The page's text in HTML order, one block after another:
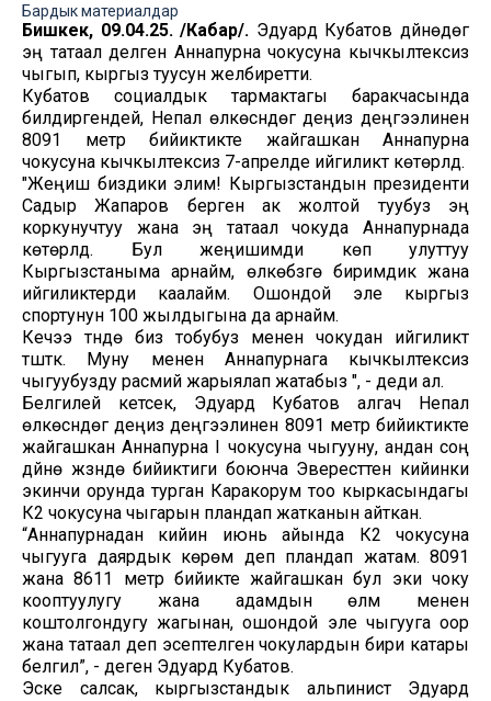
Бардык материалдар
Бишкек, 09.04.25. /Кабар/. Эдуард Кубатов дүйнөдөгү
эң татаал делген Аннапурна чокусуна кычкылтексиз
чыгып, кыргыз туусун желбиретти.
Кубатов социалдык тармактагы баракчасында
билдиргендей, Непал өлкөсүндөгү деңиз деңгээлинен
8091 метр бийиктикте жайгашкан Аннапурна
чокусуна кычкылтексиз 7-апрелде ийгиликтүү көтөрүлдү.
"Жеңиш биздики элим! Кыргызстандын президенти
Садыр Жапаров берген ак жолтой туубуз эң
коркунучтуу жана эң татаал чокуда Аннапурнада
көтөрүлдү. Бул жеңишимди көп улуттуу
Кыргызстаныма арнайм, өлкөбүзгө биримдик жана
ийгиликтерди каалайм. Ошондой эле кыргыз
спортунун 100 жылдыгына да арнайм.
Кечээ түндө биз тобубуз менен чокудан ийгиликтүү
түштүк. Муну менен Аннапурнага кычкылтексиз
чыгуубузду расмий жарыялап жатабыз ", - деди ал.
Белгилей кетсек, Эдуард Кубатов алгач Непал
өлкөсүндөгү деңиз деңгээлинен 8091 метр бийиктикте
жайгашкан Аннапурна I чокусуна чыгууну, андан соң
дүйнө жүзүндө бийиктиги боюнча Эвересттен кийинки
экинчи орунда турган Каракорум тоо кыркасындагы
К2 чокусуна чыгарын пландап жатканын айткан.
“Аннапурнадан кийин июнь айында К2 чокусуна
чыгууга даярдык көрөм деп пландап жатам. 8091
жана 8611 метр бийикте жайгашкан бул эки чоку
кооптуулугу жана адамдын өлүмү менен
коштолгондугу жагынан, ошондой эле чыгууга оор
жана татаал деп эсептелген чокулардын бири катары
белгилүү”, - деген Эдуард Кубатов.
Эске салсак, кыргызстандык альпинист Эдуард